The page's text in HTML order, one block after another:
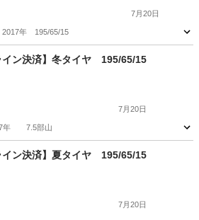
7月20日
年 195/65/15
タイヤ、ホイール
イン決済】冬タイヤ 195/65/15
7月20日
年 7.5部山
タイヤ、ホイール
イン決済】夏タイヤ 195/65/15
7月20日